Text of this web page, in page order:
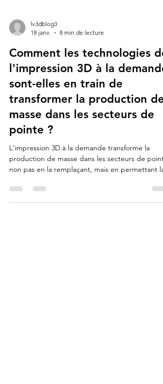
18 janv.
8 min de lecture
Comment les technologies de
l'impression 3D à la demande
sont-elles en train de
transformer la production de
masse dans les secteurs de
pointe ?
L'impression 3D à la demande transforme la
non pas en la remplaçant, mais en permettant la
personnalisation de masse (pièces variées sans